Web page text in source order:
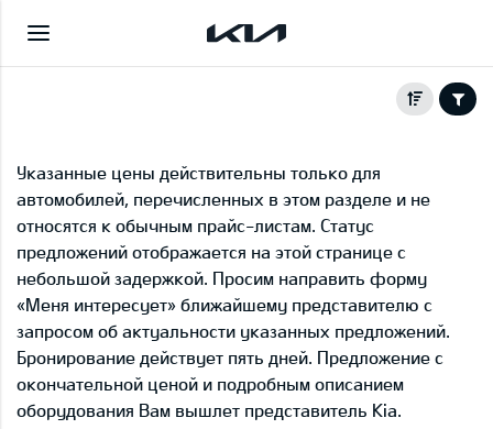
Указанные цены действительны только для
автомобилей, перечисленных в этом разделе и не
относятся к обычным прайс-листам. Статус
предложений отображается на этой странице с
небольшой задержкой. Просим направить форму
«Меня интересует» ближайшему представителю с
запросом об актуальности указанных предложений.
Бронирование действует пять дней. Предложение с
окончательной ценой и подробным описанием
оборудования Вам вышлет представитель Kia.